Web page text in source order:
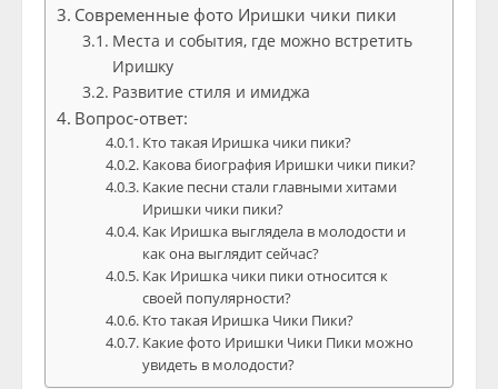
Современные фото Иришки чики пики
Места и события, где можно встретить
Иришку
Развитие стиля и имиджа
Вопрос-ответ:
Кто такая Иришка чики пики?
Какова биография Иришки чики пики?
Какие песни стали главными хитами
Иришки чики пики?
Как Иришка выглядела в молодости и
как она выглядит сейчас?
Как Иришка чики пики относится к
своей популярности?
Кто такая Иришка Чики Пики?
Какие фото Иришки Чики Пики можно
увидеть в молодости?